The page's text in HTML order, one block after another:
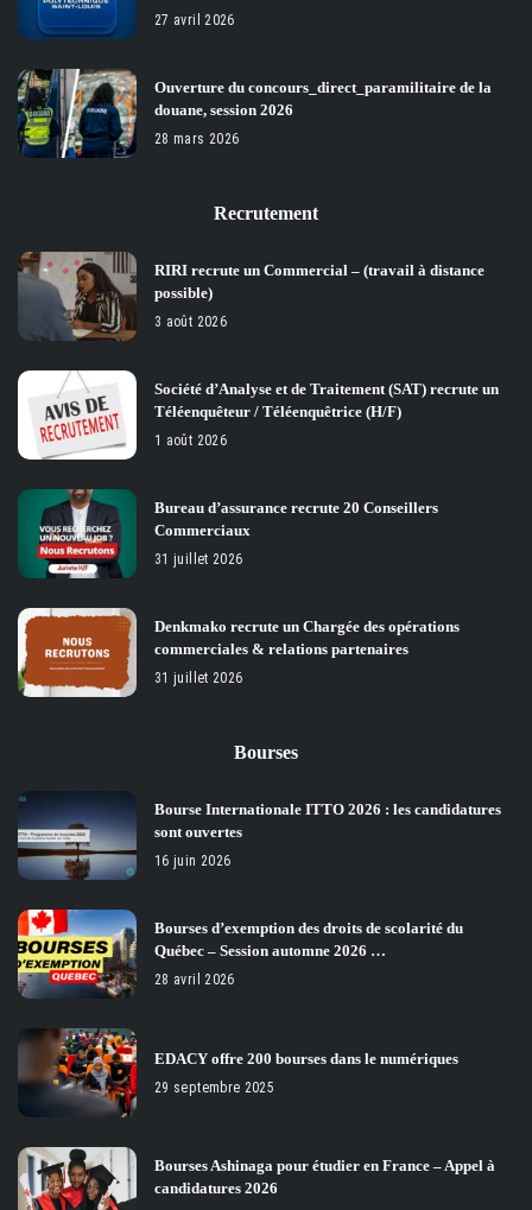
27 avril 2026
Ouverture du concours_direct_paramilitaire de la
douane, session 2026
28 mars 2026
Recrutement
RIRI recrute un Commercial – (travail à distance
possible)
3 août 2026
Société d’Analyse et de Traitement (SAT) recrute un
Téléenquêteur / Téléenquêtrice (H/F)
1 août 2026
Bureau d’assurance recrute 20 Conseillers
Commerciaux
31 juillet 2026
Denkmako recrute un Chargée des opérations
commerciales & relations partenaires
31 juillet 2026
Bourses
Bourse Internationale ITTO 2026 : les candidatures
sont ouvertes
16 juin 2026
Bourses d’exemption des droits de scolarité du
Québec – Session automne 2026 …
28 avril 2026
EDACY offre 200 bourses dans le numériques
29 septembre 2025
Bourses Ashinaga pour étudier en France – Appel à
candidatures 2026